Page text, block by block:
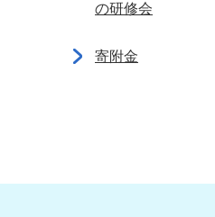
の研修会
寄附金